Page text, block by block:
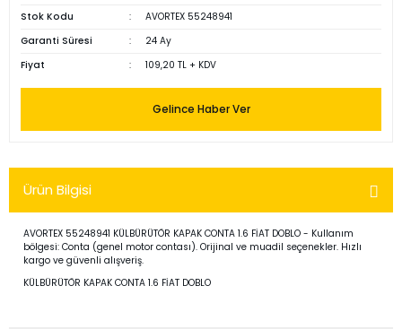
Stok Kodu
AVORTEX 55248941
Garanti Süresi
24 Ay
Fiyat
109,20 TL + KDV
Gelince Haber Ver
Ürün Bilgisi
AVORTEX 55248941 KÜLBÜRÜTÖR KAPAK CONTA 1.6 FİAT DOBLO - Kullanım
bölgesi: Conta (genel motor contası). Orijinal ve muadil seçenekler. Hızlı
kargo ve güvenli alışveriş.
KÜLBÜRÜTÖR KAPAK CONTA 1.6 FİAT DOBLO